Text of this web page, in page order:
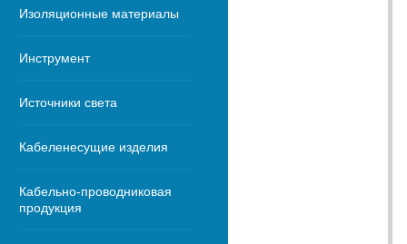
Изоляционные материалы
Инструмент
Источники света
Кабеленесущие изделия
Кабельно-проводниковая
продукция